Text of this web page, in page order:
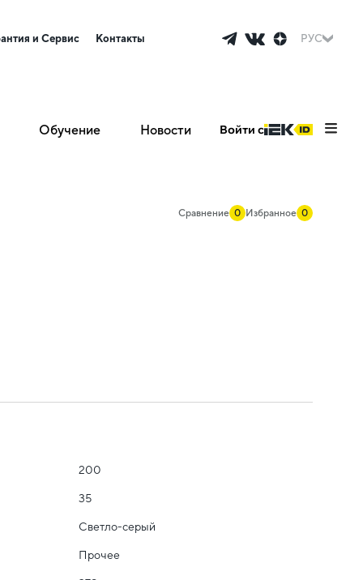
и Сервис Контакты РУС
Обучение Новости Войти с
Сравнение 0 Избранное 0
200
35
Светло-серый
Прочее